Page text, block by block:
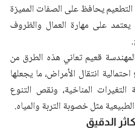
يحافظ على الصفات المميزة
يعتمد على مهارة العمال والظروف
قعيم تعاني هذه الطرق من
انتقال الأمراض، ما يجعلها
المناخية، ونقص التنوع
مثل خصوبة التربة والمياه.
الدقيق